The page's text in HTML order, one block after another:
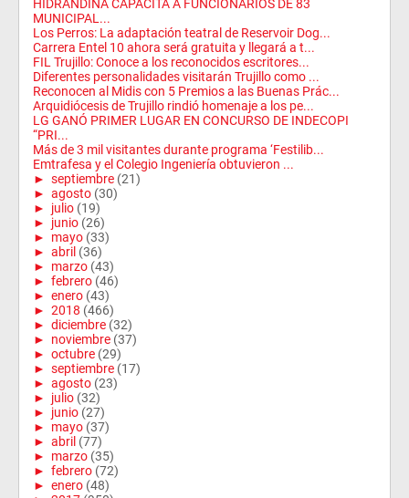
HIDRANDINA CAPACITA A FUNCIONARIOS DE 83
MUNICIPAL...
Los Perros: La adaptación teatral de Reservoir Dog...
Carrera Entel 10 ahora será gratuita y llegará a t...
FIL Trujillo: Conoce a los reconocidos escritores...
Diferentes personalidades visitarán Trujillo como ...
Reconocen al Midis con 5 Premios a las Buenas Prác...
Arquidiócesis de Trujillo rindió homenaje a los pe...
LG GANÓ PRIMER LUGAR EN CONCURSO DE INDECOPI
“PRI...
Más de 3 mil visitantes durante programa ‘Festilib...
Emtrafesa y el Colegio Ingeniería obtuvieron ...
► septiembre (21)
► agosto (30)
► julio (19)
► junio (26)
► mayo (33)
► abril (36)
► marzo (43)
► febrero (46)
► enero (43)
► 2018 (466)
► diciembre (32)
► noviembre (37)
► octubre (29)
► septiembre (17)
► agosto (23)
► julio (32)
► junio (27)
► mayo (37)
► abril (77)
► marzo (35)
► febrero (72)
► enero (48)